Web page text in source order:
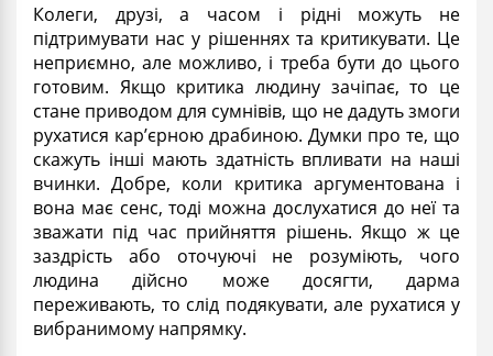
Колеги, друзі, а часом і рідні можуть не
підтримувати нас у рішеннях та критикувати. Це
неприємно, але можливо, і треба бути до цього
готовим. Якщо критика людину зачіпає, то це
стане приводом для сумнівів, що не дадуть змоги
рухатися кар’єрною драбиною. Думки про те, що
скажуть інші мають здатність впливати на наші
вчинки. Добре, коли критика аргументована і
вона має сенс, тоді можна дослухатися до неї та
зважати під час прийняття рішень. Якщо ж це
заздрість або оточуючі не розуміють, чого
людина дійсно може досягти, дарма
переживають, то слід подякувати, але рухатися у
вибранимому напрямку.